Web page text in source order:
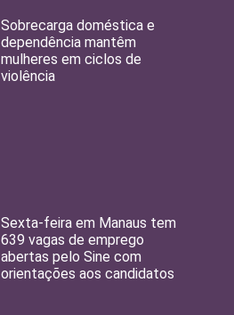
Sobrecarga doméstica e
dependência mantêm
mulheres em ciclos de
violência
Sexta-feira em Manaus tem
639 vagas de emprego
abertas pelo Sine com
orientações aos candidatos